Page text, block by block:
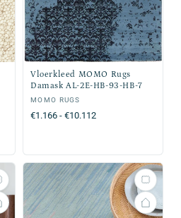
Vloerkleed MOMO Rugs
Damask AL-2E-HB-93-HB-7
Verkoper:
MOMO RUGS
Normale
€1.166 - €10.112